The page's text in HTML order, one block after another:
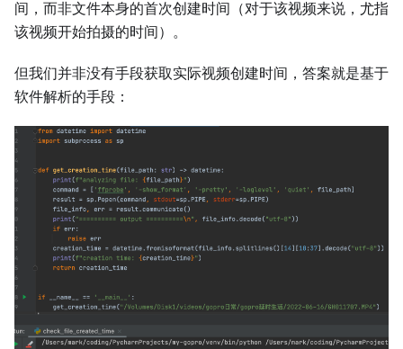
间，而非文件本身的首次创建时间（对于该视频来说，尤指
该视频开始拍摄的时间）。
但我们并非没有手段获取实际视频创建时间，答案就是基于
软件解析的手段：